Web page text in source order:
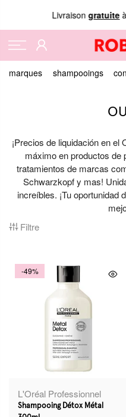
Nous acceptonsle
marques shampooings
¡Precios de liquidación en el
máximo en productos de
tratamientos de marcas
Schwarzkopf y mas!
increíbles. ¡Tu oportunidad
Filtre
-49%
L'Oréal Professionnel
Shampooing Détox Métal